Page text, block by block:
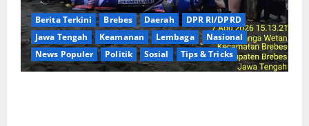
Berita Terkini Brebes Daerah
DPR RI/DPRD
Jawa Tengah
Keamanan Lembaga
Nasional
News Populer
Politik Sosial Tips & Tricks